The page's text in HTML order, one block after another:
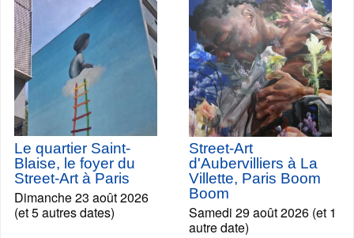
Le quartier Saint-
Blaise, le foyer du
Street-Art à Paris
Dimanche 23 août 2026
(et 5 autres dates)
Street-Art
d'Aubervilliers à La
Villette, Paris Boom
Boom
Samedi 29 août 2026 (et 1
autre date)